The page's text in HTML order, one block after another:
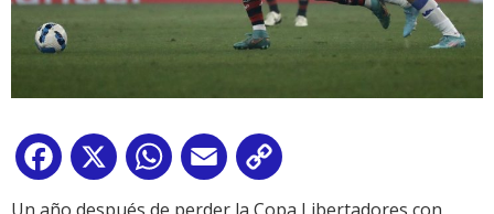
Facebook
X WhatsApp
Email
Link
Un año después de perder la Copa Libertadores con